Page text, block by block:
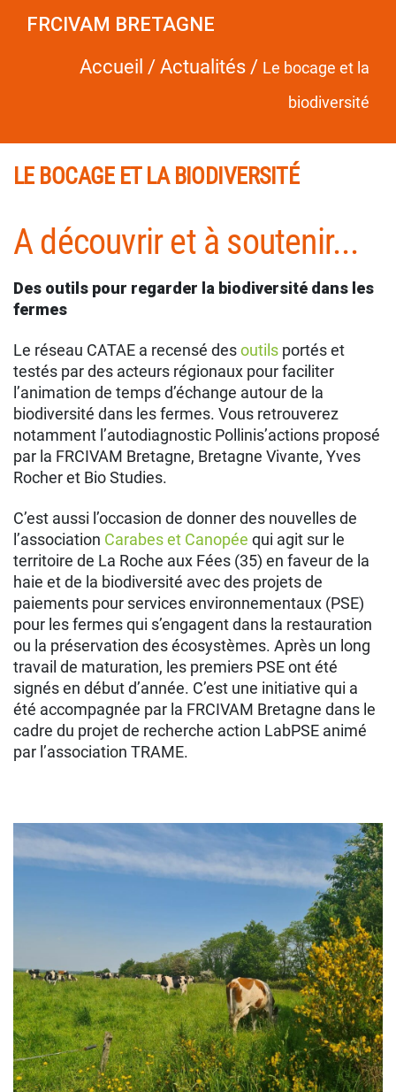
FRCIVAM BRETAGNE
Accueil / Actualités / Le bocage et la
biodiversité
LE BOCAGE ET LA BIODIVERSITÉ
A découvrir et à soutenir...
Des outils pour regarder la biodiversité dans les
fermes
Le réseau CATAE a recensé desoutils portés et
testés par des acteurs régionaux pour faciliter
l’animation de temps d’échange autour de la
biodiversité dans les fermes. Vous retrouverez
notamment l’autodiagnostic Pollinis’actions proposé
par la FRCIVAM Bretagne, Bretagne Vivante, Yves
Rocher et Bio Studies.
C’est aussi l’occasion de donner des nouvelles de
l’association Carabes et Canopée qui agit sur le
territoire de La Roche aux Fées (35) en faveur de la
haie et de la biodiversité avec des projets de
paiements pour services environnementaux (PSE)
pour les fermes qui s’engagent dans la restauration
ou la préservation des écosystèmes. Après un long
travail de maturation, les premiers PSE ont été
signés en début d’année. C’est une initiative qui a
été accompagnée par la FRCIVAM Bretagne dans le
cadre du projet de recherche action LabPSE animé
par l’association TRAME.